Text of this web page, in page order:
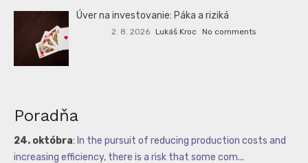
Úver na investovanie: Páka a riziká
2. 8. 2026 Lukáš Kroc No comments
Poradňa
24. októbra: In the pursuit of reducing production costs and
increasing efficiency, there is a risk that some com...